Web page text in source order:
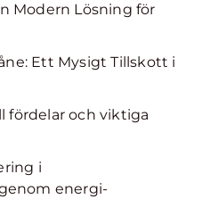
Modern Lösning för
Ett Mysigt Tillskott i
fördelar och viktiga
i
energi-